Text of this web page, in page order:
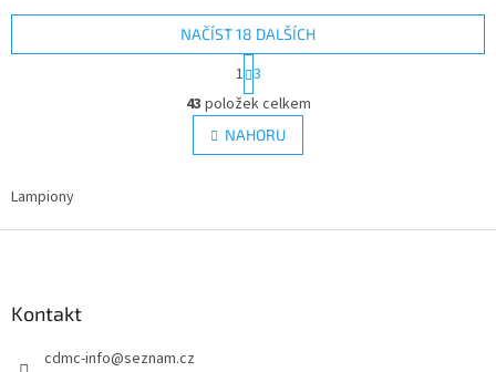
O
v
l
á
NAČÍST 18 DALŠÍCH
t
r
á
n
k
n
1 3
43 položek celkem
NAHORU
Lampiony
Kontakt
cdmc-info@seznam.cz